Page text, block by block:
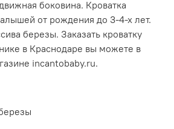
боковина. Кроватка
от рождения до 3-4-х лет.
березы. Заказать кроватку
в Краснодаре вы можете в
incantobaby.ru.